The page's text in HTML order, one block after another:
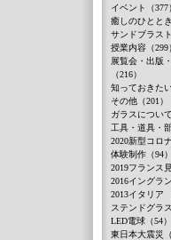
イベント（377
癒しのひととき
サンドブラスト
授業内容（299
展覧会・出版
（216）
知っておきた
その他（201）
ガラスについて
工具・道具・部
2020新型コロ
体験制作（94）
2019フランス
2016イングラ
2013イタリア
ステンドグラ
LED電球（54）
東日本大震災（